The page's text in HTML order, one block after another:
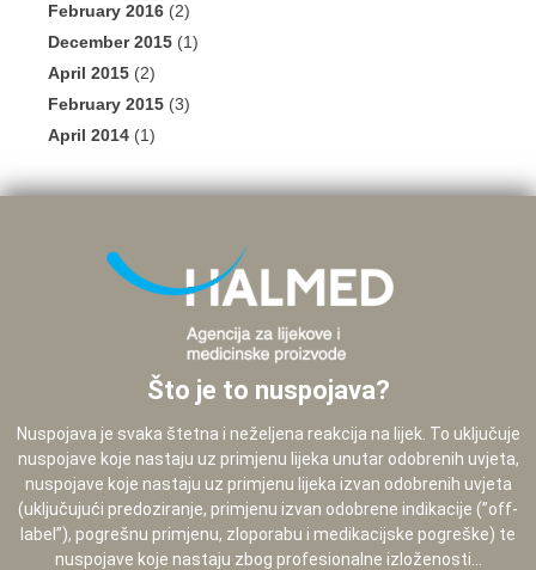
February 2016 (2)
December 2015 (1)
April 2015 (2)
February 2015 (3)
April 2014 (1)
Što je to nuspojava?
Nuspojava je svaka štetna i neželjena reakcija na lijek. To uključuje
nuspojave koje nastaju uz primjenu lijeka unutar odobrenih uvjeta,
nuspojave koje nastaju uz primjenu lijeka izvan odobrenih uvjeta
(uključujući predoziranje, primjenu izvan odobrene indikacije (”off-
label”), pogrešnu primjenu, zloporabu i medikacijske pogreške) te
nuspojave koje nastaju zbog profesionalne izloženosti...